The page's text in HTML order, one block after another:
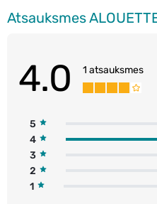
4.0 1 atsauksmes
5
4
3
2
1